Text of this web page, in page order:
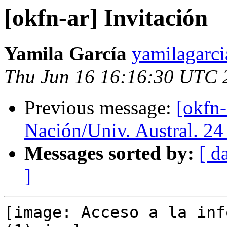
[okfn-ar] Invitación
Yamila García
Thu Jun 16 16:16:30 UTC
Previous message:
Nación/Univ. Austral.
Messages sorted by: [
]
[image: Acceso a la